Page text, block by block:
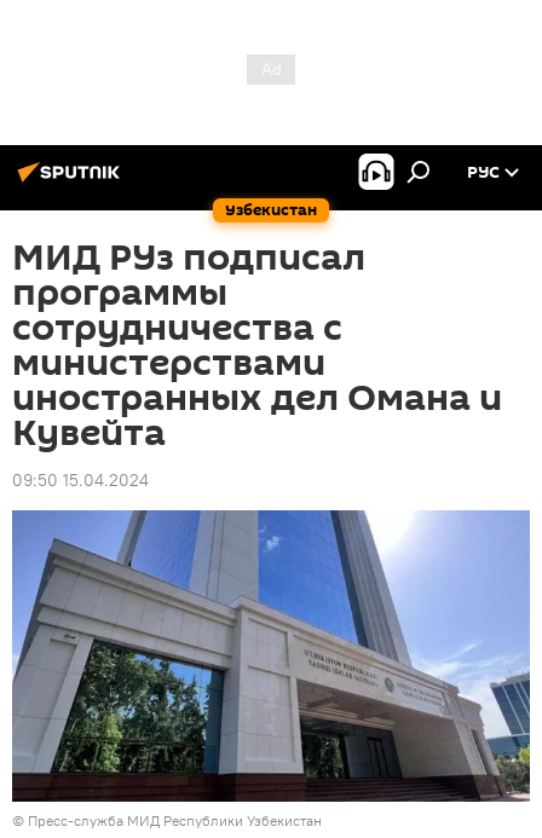
Узбекистан
РУС
МИД РУз подписал
программы
сотрудничества с
министерствами
иностранных дел Омана и
Кувейта
09:50 15.04.2024
© Пресс-служба МИД Республики Узбекистан